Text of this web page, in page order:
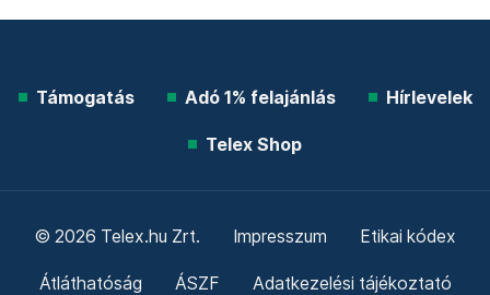
Támogatás Adó 1% felajánlás Hírlevelek
Telex Shop
© 2026 Telex.hu Zrt. Impresszum Etikai kódex
Átláthatóság ÁSZF Adatkezelési tájékoztató